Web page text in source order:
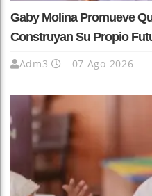
Gaby Molina Promueve
Construyan Su Propio
Adm3 07 Ago 2026